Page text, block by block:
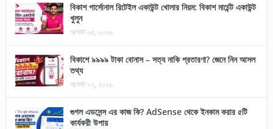
বিকাশ পার্সোনাল রিটেইল একাউন্ট খোলার নিয়ম: বিকাশ মার্চেন্ট একাউন্ট
খুলুন
আগস্ট ০৪, ২০২৬
বিকাশে ৯৯৯৯ টাকা বোনাস – সত্য নাকি প্রতারণা? জেনে নিন আসল
তথ্য
আগস্ট ০২, ২০২৬
গুগল এডসেন্স এর কাজ কি? AdSense থেকে ইনকাম করার ৫টি
কার্যকরী উপায়